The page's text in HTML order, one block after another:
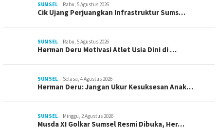
SUMSEL Rabu, 5 Agustus 2026
Cik Ujang Perjuangkan Infrastruktur Sums…
SUMSEL Rabu, 5 Agustus 2026
Herman Deru Motivasi Atlet Usia Dini di …
SUMSEL Selasa, 4 Agustus 2026
Herman Deru: Jangan Ukur Kesuksesan Anak…
SUMSEL Minggu, 2 Agustus 2026
Musda XI Golkar Sumsel Resmi Dibuka, Her…